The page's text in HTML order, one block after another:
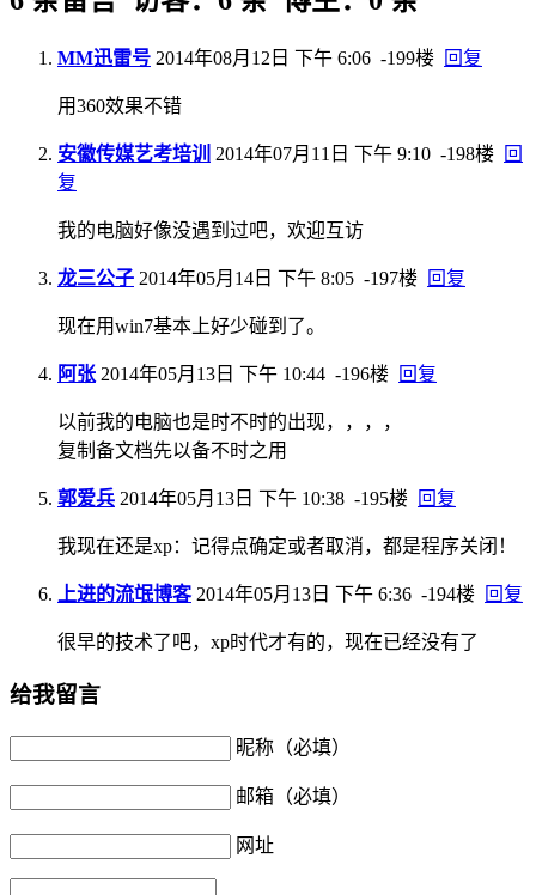
MM迅雷号 2014年08月12日 下午 6:06 -199楼 回复
用360效果不错
安徽传媒艺考培训 2014年07月11日 下午 9:10 -198楼 回
复
我的电脑好像没遇到过吧，欢迎互访
龙三公子 2014年05月14日 下午 8:05 -197楼 回复
现在用win7基本上好少碰到了。
阿张 2014年05月13日 下午 10:44 -196楼 回复
以前我的电脑也是时不时的出现，，，，
复制备文档先以备不时之用
郭爱兵 2014年05月13日 下午 10:38 -195楼 回复
我现在还是xp：记得点确定或者取消，都是程序关闭！
上进的流氓博客 2014年05月13日 下午 6:36 -194楼 回复
很早的技术了吧，xp时代才有的，现在已经没有了
给我留言
昵称（必填）
邮箱（必填）
网址